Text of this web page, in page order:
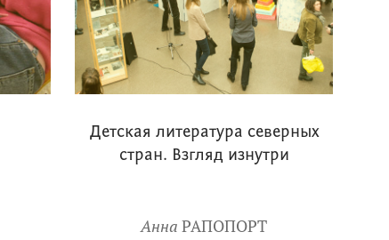
Детская литература северных
стран. Взгляд изнутри
Анна РАПОПОРТ